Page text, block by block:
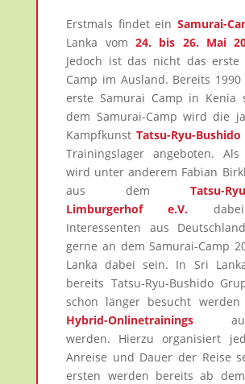
Erstmals findet ein Samurai-
Lanka vom 24. bis 26. Mai
Jedoch ist das nicht das erste
Camp im Ausland. Bereits
erste Samurai Camp in Kenia
dem Samurai-Camp wird die
KampfkunstTatsu-Ryu-Bushido
Trainingslager angeboten. Als
wird unter anderem Fabian
aus dem Tatsu-
Limburgerhof e.V.
Interessenten aus
gerne an dem Samurai-Camp
Lanka dabei sein. In Sri
bereits Tatsu-Ryu-Bushido
schon länger besucht
Hybrid-Onlinetrainings
werden. Hierzu organisiert
Anreise und Dauer der Reise
ersten werden bereits ab